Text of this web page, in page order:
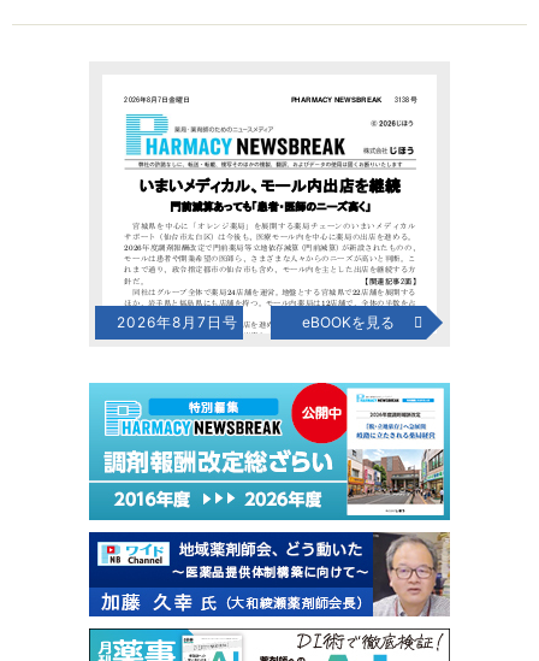
2026年8月7日号 eBOOKを見る